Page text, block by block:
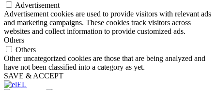
Advertisement
Advertisement cookies are used to provide visitors with relevant ads
and marketing campaigns. These cookies track visitors across
websites and collect information to provide customized ads.
Others
Others
Other uncategorized cookies are those that are being analyzed and
have not been classified into a category as yet.
SAVE & ACCEPT
EL